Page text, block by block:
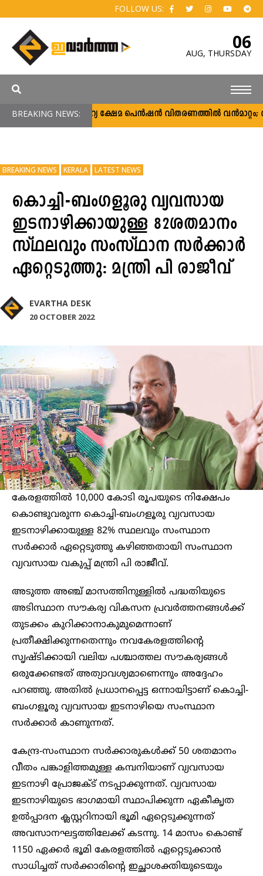
FOLLOW US:
06
AUG, THURSDAY
BREAKING NEWS:സാമൂഹ്യ ക്ഷേമ പെൻഷൻ വിതരണത്തിൽ വൻമാറ്റം;
BREAKING NEWS KERALA LATEST NEWS
കൊച്ചി-ബംഗളൂരു വ്യവസായ
ഇടനാഴിക്കായുള്ള 82ശതമാനം
സ്ഥലവും സംസ്ഥാന സർക്കാർ
ഏറ്റെടുത്തു: മന്ത്രി പി രാജീവ്
EVARTHA DESK
20 OCTOBER 2022
കേരളത്തിൽ 10,000 കോടി രൂപയുടെ നിക്ഷേപം
കൊണ്ടുവരുന്ന കൊച്ചി-ബംഗളൂരു വ്യവസായ
ഇടനാഴിക്കായുള്ള 82% സ്ഥലവും സംസ്ഥാന
സർക്കാർ ഏറ്റെടുത്തു കഴിഞ്ഞതായി സംസ്ഥാന
വ്യവസായ വകുപ്പ് മന്ത്രി പി രാജീവ്.
അടുത്ത അഞ്ച് മാസത്തിനുള്ളിൽ പദ്ധതിയുടെ
അടിസ്ഥാന സൗകര്യ വികസന പ്രവർത്തനങ്ങൾക്ക്
തുടക്കം കുറിക്കാനാകുമുമെന്നാണ്
പ്രതീക്ഷിക്കുന്നതെന്നും നവകേരളത്തിൻ്റെ
സൃഷ്ടിക്കായി വലിയ പശ്ചാത്തല സൗകര്യങ്ങൾ
ഒരുക്കേണ്ടത് അത്യാവശ്യമാണെന്നും അദ്ദേഹം
പറഞ്ഞു. അതിൽ പ്രധാനപ്പെട്ട ഒന്നായിട്ടാണ് കൊച്ചി-
ബംഗളൂരു വ്യവസായ ഇടനാഴിയെ സംസ്ഥാന
സർക്കാർ കാണുന്നത്.
കേന്ദ്ര-സംസ്ഥാന സര്‍ക്കാരുകള്‍ക്ക് 50 ശതമാനം
വീതം പങ്കാളിത്തമുള്ള കമ്പനിയാണ് വ്യവസായ
ഇടനാഴി പ്രോജക്ട് നടപ്പാക്കുന്നത്. വ്യവസായ
ഇടനാഴിയുടെ ഭാഗമായി സ്ഥാപിക്കുന്ന ഏകീകൃത
ഉല്‍പ്പാദന ക്ലസ്റ്ററിനായി ഭൂമി ഏറ്റെടുക്കുന്നത്
അവസാനഘട്ടത്തിലേക്ക് കടന്നു. 14 മാസം കൊണ്ട്
1150 ഏക്കർ ഭൂമി കേരളത്തിൽ ഏറ്റെടുക്കാൻ
സാധിച്ചത് സർക്കാരിൻ്റെ ഇച്ഛാശക്തിയുടെയും